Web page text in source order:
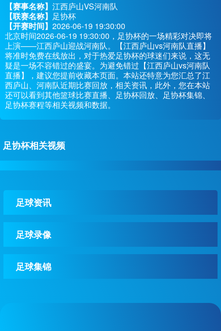
【赛事名称】 江西庐山VS河南队
【联赛名称】 足协杯
【开赛时间】 2026-06-19 19:30:00
北京时间2026-06-19 19:30:00，足协杯的一场精彩对决即将
上演——江西庐山迎战河南队。【江西庐山vs河南队直播】
将准时免费在线放出，对于热爱足协杯的球迷们来说，这无
疑是一场不容错过的盛宴。为避免错过【江西庐山vs河南队
直播】，建议您提前收藏本页面。本站还特意为您汇总了江
西庐山、河南队近期比赛回放，相关资讯，此外，您在本站
还可以看到其他篮球比赛直播、足协杯回放、足协杯集锦、
足协杯赛程等相关视频和数据。
足协杯相关视频
足球资讯
足球录像
足球集锦